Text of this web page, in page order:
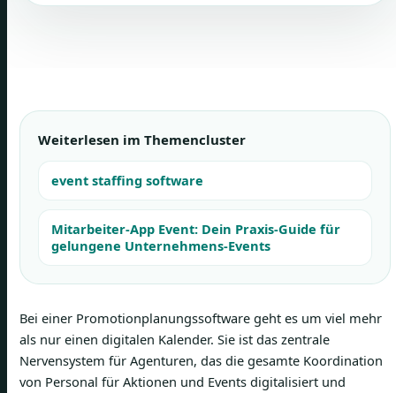
Weiterlesen im Themencluster
event staffing software
Mitarbeiter-App Event: Dein Praxis-Guide für
gelungene Unternehmens-Events
Bei einer Promotionplanungssoftware geht es um viel mehr
als nur einen digitalen Kalender. Sie ist das zentrale
Nervensystem für Agenturen, das die gesamte Koordination
von Personal für Aktionen und Events digitalisiert und